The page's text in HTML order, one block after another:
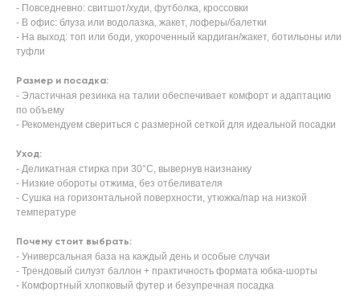
- Повседневно: свитшот/худи, футболка, кроссовки
- В офис: блуза или водолазка, жакет, лоферы/балетки
- На выход: топ или боди, укороченный кардиган/жакет, ботильоны или
туфли
Размер и посадка:
- Эластичная резинка на талии обеспечивает комфорт и адаптацию
по объему
- Рекомендуем свериться с размерной сеткой для идеальной посадки
Уход:
- Деликатная стирка при 30°C, вывернув наизнанку
- Низкие обороты отжима, без отбеливателя
- Сушка на горизонтальной поверхности, утюжка/пар на низкой
температуре
Почему стоит выбрать:
- Универсальная база на каждый день и особые случаи
- Трендовый силуэт баллон + практичность формата юбка-шорты
- Комфортный хлопковый футер и безупречная посадка